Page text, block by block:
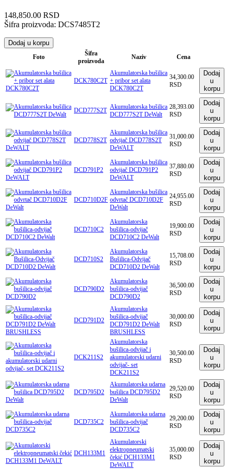
148,850.00 RSD
Šifra proizvoda: DCS7485T2
Dodaj u korpu
Foto
Šifra
proizvoda
Naziv Cena
DCK780C2T
Akumulatorska bušilica
+ pribor set alata
DCK780C2T
34,300.00
RSD
Dodaj
u
korpu
DCD777S2T Akumulatorska bušilica
DCD777S2T DeWalt
28,393.00
RSD
Dodaj
u
korpu
DCD778S2T
Akumulatorska bušilica
odvijač DCD778S2T
DeWALT
31,000.00
RSD
Dodaj
u
korpu
DCD791P2
Akumulatorska bušilica
odvijač DCD791P2
DeWALT
37,880.00
RSD
Dodaj
u
korpu
DCD710D2F
Akumulatorska bušilica
odvrtač DCD710D2F
DeWalt
24,955.00
RSD
Dodaj
u
korpu
DCD710C2
Akumulatorska
bušilica-odvijač
DCD710C2 DeWalt
19,900.00
RSD
Dodaj
u
korpu
DCD710S2
Akumulatorska
Bušilica-Odvijač
DCD710D2 DeWalt
15,708.00
RSD
Dodaj
u
korpu
DCD790D2
Akumulatorska
bušilica-odvijač
DCD790D2
36,500.00
RSD
Dodaj
u
korpu
DCD791D2
Akumulatorska
bušilica-odvijač
DCD791D2 DeWalt
BRUSHLESS
30,000.00
RSD
Dodaj
u
korpu
DCK211S2
Akumulatorska
bušilica-odvijač i
akumulatorski udarni
odvijač- set
DCK211S2
30,500.00
RSD
Dodaj
u
korpu
DCD795D2
Akumulatorska udarna
bušilica DCD795D2
DeWalt
29,520.00
RSD
Dodaj
u
korpu
DCD735C2
Akumulatorska udarna
bušilica-odvijač
DCD735C2
29,200.00
RSD
Dodaj
u
korpu
DCH133M1
Akumulatorski
elektropneumatski
čekić DCH133M1
DeWALT
35,000.00
RSD
Dodaj
u
korpu